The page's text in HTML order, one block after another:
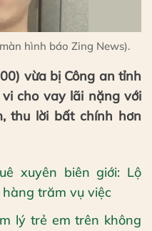
hình báo Zing News).
vừa bị Công an tỉnh
cho vay lãi nặng với
thu lời bất chính hơn
xuyên biên giới: Lộ
trăm vụ việc
lý trẻ em trên không